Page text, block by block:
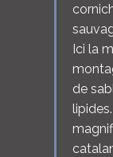
Ici la
de